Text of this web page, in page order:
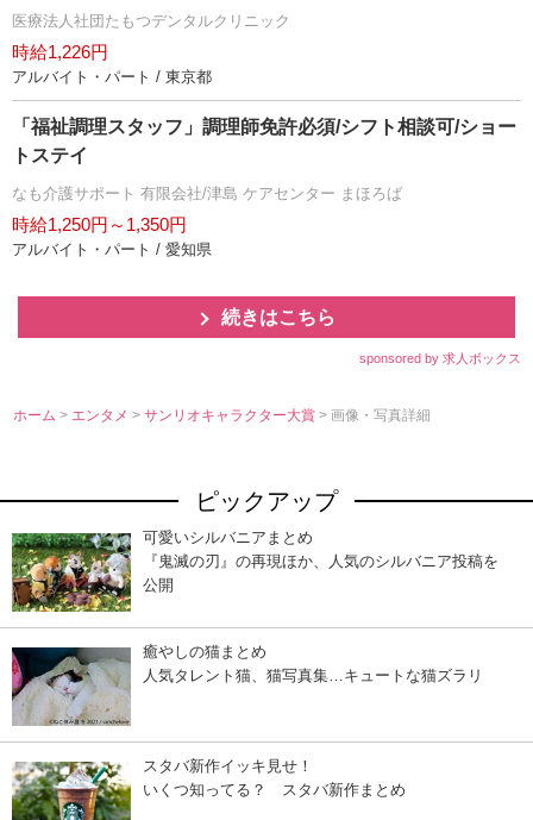
医療法人社団たもつデンタルクリニック
時給1,226円
アルバイト・パート / 東京都
「福祉調理スタッフ」調理師免許必須/シフト相談可/ショー
トステイ
なも介護サポート 有限会社/津島 ケアセンター まほろば
時給1,250円～1,350円
アルバイト・パート / 愛知県
続きはこちら
sponsored by 求人ボックス
ホーム > エンタメ>サンリオキャラクター大賞> 画像・写真詳細
ピックアップ
可愛いシルバニアまとめ
『鬼滅の刃』の再現ほか、人気のシルバニア投稿を
公開
癒やしの猫まとめ
人気タレント猫、猫写真集…キュートな猫ズラリ
スタバ新作イッキ見せ！
いくつ知ってる？ スタバ新作まとめ